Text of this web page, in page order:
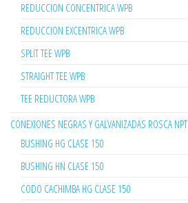
REDUCCION CONCENTRICA WPB
REDUCCION EXCENTRICA WPB
SPLIT TEE WPB
STRAIGHT TEE WPB
TEE REDUCTORA WPB
CONEXIONES NEGRAS Y GALVANIZADAS ROSCA NPT
BUSHING HG CLASE 150
BUSHING HN CLASE 150
CODO CACHIMBA HG CLASE 150